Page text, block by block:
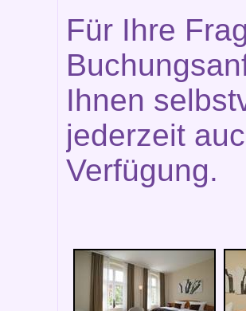
Für Ihre
Ihnen
jederzeit
Verfügung.